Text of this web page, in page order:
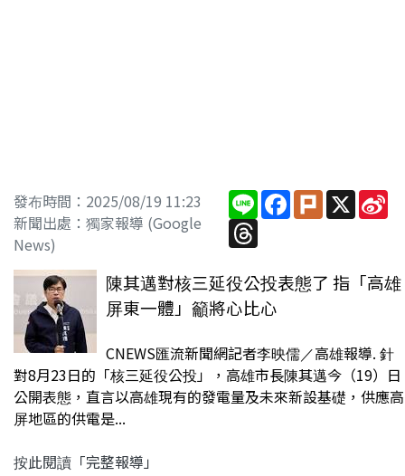
發布時間：2025/08/19 11:23
新聞出處：獨家報導 (Google
News)
Line Facebook
PlurkX
Threads
陳其邁對核三延役公投表態了 指「高雄
屏東一體」籲將心比心
CNEWS匯流新聞網記者李映儒／高雄報導. 針
對8月23日的「核三延役公投」，高雄市長陳其邁今（19）日
公開表態，直言以高雄現有的發電量及未來新設基礎，供應高
屏地區的供電是...
按此閱讀「完整報導」